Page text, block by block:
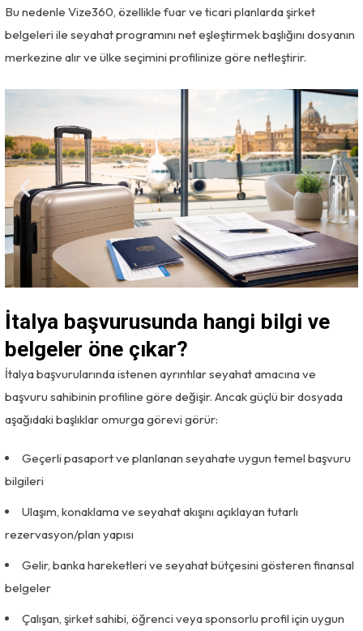
Bu nedenle Vize360, özellikle fuar ve ticari planlarda şirket
belgeleri ile seyahat programını net eşleştirmek başlığını dosyanın
merkezine alır ve ülke seçimini profilinize göre netleştirir.
İtalya başvurusunda hangi bilgi ve
belgeler öne çıkar?
İtalya başvurularında istenen ayrıntılar seyahat amacına ve
başvuru sahibinin profiline göre değişir. Ancak güçlü bir dosyada
aşağıdaki başlıklar omurga görevi görür:
Geçerli pasaport ve planlanan seyahate uygun temel başvuru
bilgileri
Ulaşım, konaklama ve seyahat akışını açıklayan tutarlı
rezervasyon/plan yapısı
Gelir, banka hareketleri ve seyahat bütçesini gösteren finansal
belgeler
Çalışan, şirket sahibi, öğrenci veya sponsorlu profil için uygun